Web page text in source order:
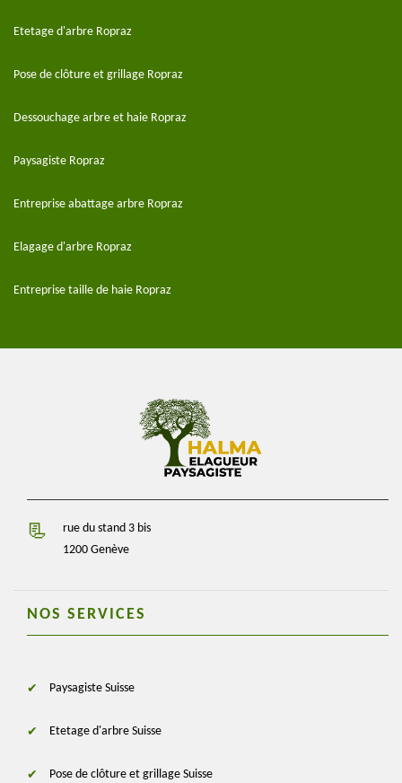
Etetage d'arbre Ropraz
Pose de clôture et grillage Ropraz
Dessouchage arbre et haie Ropraz
Paysagiste Ropraz
Entreprise abattage arbre Ropraz
Elagage d'arbre Ropraz
Entreprise taille de haie Ropraz
rue du stand 3 bis
1200 Genève
NOS SERVICES
Paysagiste Suisse
Etetage d'arbre Suisse
Pose de clôture et grillage Suisse